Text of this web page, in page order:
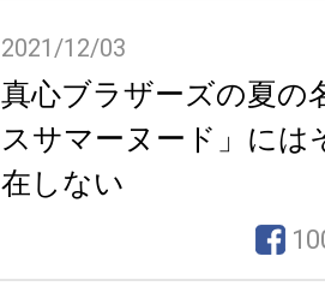
2021/12/03
真心ブラザーズの夏の
スサマーヌード」には
在しない